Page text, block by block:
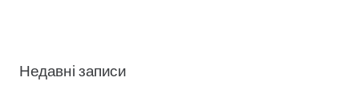
Недавні записи